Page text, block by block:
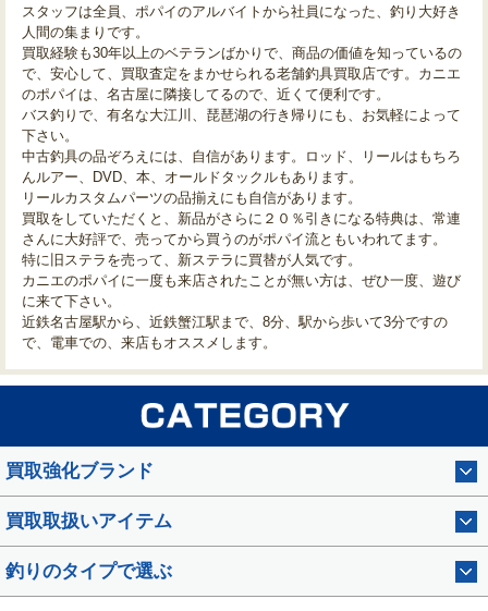
スタッフは全員、ポパイのアルバイトから社員になった、釣り大好き
人間の集まりです。
買取経験も30年以上のベテランばかりで、商品の価値を知っているの
で、安心して、買取査定をまかせられる老舗釣具買取店です。カニエ
のポパイは、名古屋に隣接してるので、近くて便利です。
バス釣りで、有名な大江川、琵琶湖の行き帰りにも、お気軽によって
下さい。
中古釣具の品ぞろえには、自信があります。ロッド、リールはもちろ
んルアー、DVD、本、オールドタックルもあります。
リールカスタムパーツの品揃えにも自信があります。
買取をしていただくと、新品がさらに２０％引きになる特典は、常連
さんに大好評で、売ってから買うのがポパイ流ともいわれてます。
特に旧ステラを売って、新ステラに買替が人気です。
カニエのポパイに一度も来店されたことが無い方は、ぜひ一度、遊び
に来て下さい。
近鉄名古屋駅から、近鉄蟹江駅まで、8分、駅から歩いて3分ですの
で、電車での、来店もオススメします。
買取強化ブランド
買取取扱いアイテム
釣りのタイプで選ぶ